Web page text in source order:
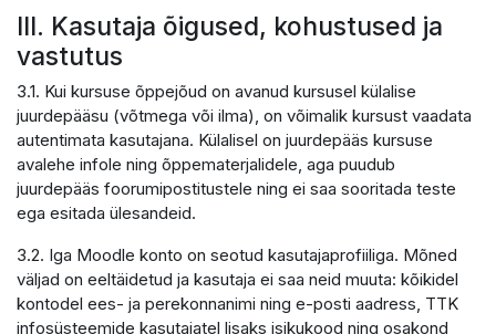
III. Kasutaja õigused, kohustused ja
vastutus
3.1. Kui kursuse õppejõud on avanud kursusel külalise
juurdepääsu (võtmega või ilma), on võimalik kursust vaadata
autentimata kasutajana. Külalisel on juurdepääs kursuse
avalehe infole ning õppematerjalidele, aga puudub
juurdepääs foorumipostitustele ning ei saa sooritada teste
ega esitada ülesandeid.
3.2. Iga Moodle konto on seotud kasutajaprofiiliga. Mõned
väljad on eeltäidetud ja kasutaja ei saa neid muuta: kõikidel
kontodel ees- ja perekonnanimi ning e-posti aadress, TTK
infosüsteemide kasutajatel lisaks isikukood ning osakond